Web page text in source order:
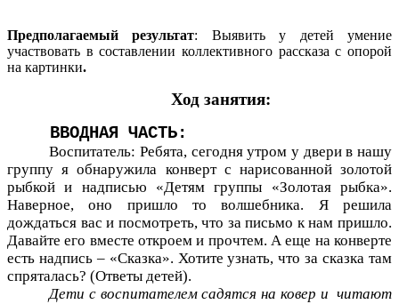
Предполагаемый результат: Выявить у детей умение
участвовать в составлении коллективного рассказа с опорой
на картинки.
Ход занятия:
ВВОДНАЯ ЧАСТЬ:
Воспитатель: Ребята, сегодня утром у двери в нашу
группу я обнаружила конверт с нарисованной золотой
рыбкой и надписью «Детям группы «Золотая рыбка».
Наверное, оно пришло то волшебника. Я решила
дождаться вас и посмотреть, что за письмо к нам пришло.
Давайте его вместе откроем и прочтем. А еще на конверте
есть надпись – «Сказка». Хотите узнать, что за сказка там
спряталась? (Ответы детей).
Дети с воспитателем садятся на ковер и читают